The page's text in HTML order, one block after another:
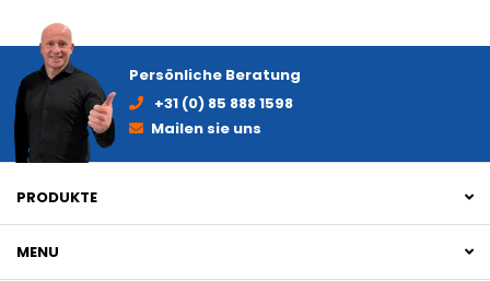
Persönliche Beratung
+31 (0) 85 888 1598
Mailen sie uns
PRODUKTE
MENU